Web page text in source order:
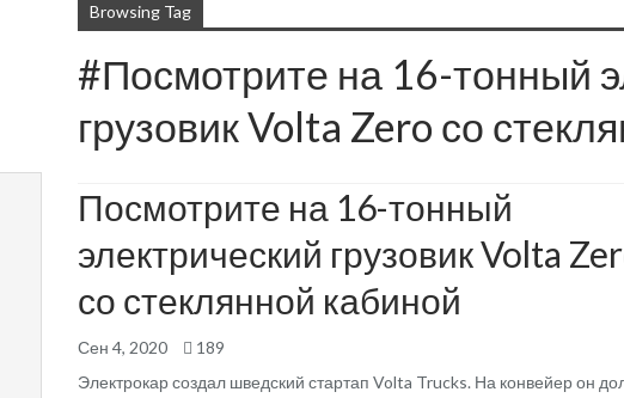
Browsing Tag
#Посмотрите на 16-тонный
грузовик Volta Zero со
Посмотрите на 16-тонный
электрический грузовик Volta
со стеклянной кабиной
Сен 4, 2020 189
Электрокар создал шведский стартап Volta Trucks. На конвейер он
здесь